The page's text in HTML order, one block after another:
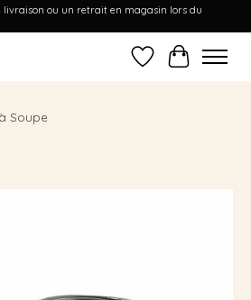
livraison ou un retrait en magasin lors du
Liste dePanier
Soupe